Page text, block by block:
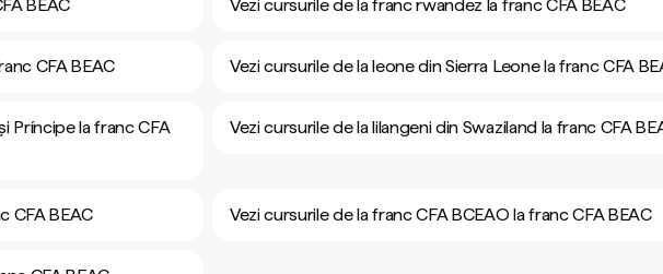
BEAC Vezi cursurile de la franc rwandez la franc CFA BEAC
CFA BEAC Vezi cursurile de la leone din Sierra Leone la franc CFA
Príncipe la franc CFA
Vezi cursurile de la lilangeni din Swaziland la franc CFA
CFA BEAC Vezi cursurile de la franc CFA BCEAO la franc CFA BEAC